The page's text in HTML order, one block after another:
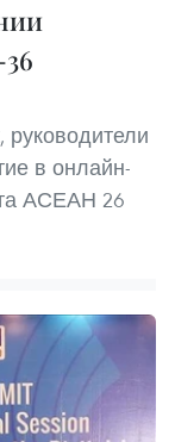
в онлайн-
АСЕАН 26